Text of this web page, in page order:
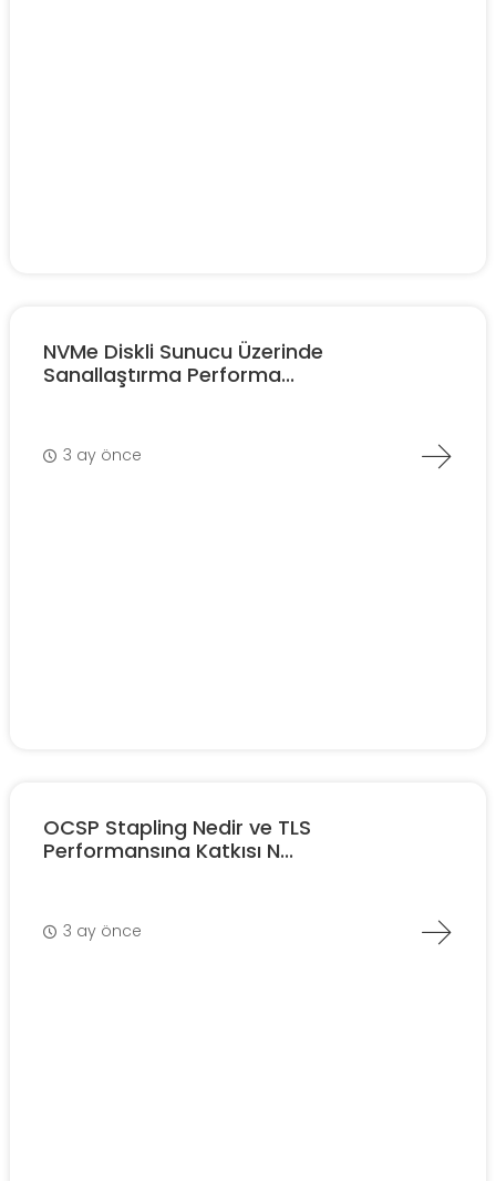
NVMe Diskli Sunucu Üzerinde
Sanallaştırma Performa...
3 ay önce
OCSP Stapling Nedir ve TLS
Performansına Katkısı N...
3 ay önce